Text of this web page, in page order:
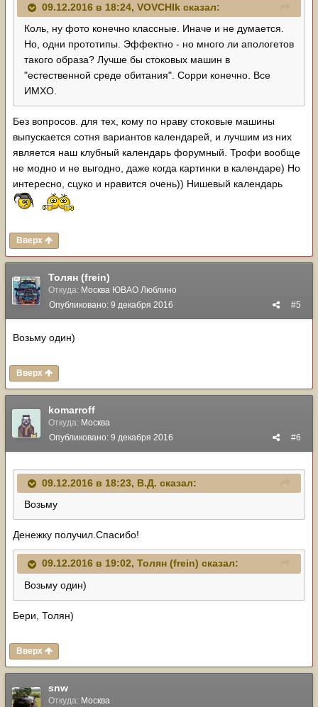
09.12.2016 в 18:24, VOVCHIk сказал:
Коль, ну фото конечно классные. Иначе и не думается.
Но, одни прототипы. Эффектно - но много ли апологетов
такого образа? Лучше бы стоковых машин в
"естественной среде обитания". Сорри конечно. Все
ИМХО.
Без вопросов. для тех, кому по нраву стоковые машины
выпускается сотня вариантов календарей, и лучшим из них
является наш клубный календарь форумный. Трофи вообще
не модно и не выгодно, даже когда картинки в календаре) Но
интересно, сцуко и нравится очень)) Нишевый календарь
Вверх
Толян (frein)
Откуда: Москва ЮВАО Люблино
#5
Опубликовано: 9 декабря 2016
Возьму один)
Вверх
komarroff
Откуда: Москва
#6
Опубликовано: 9 декабря 2016
09.12.2016 в 18:23, В.Д. сказал:
Возьму
Денежку получил.Спасибо!
09.12.2016 в 19:02, Толян (frein) сказал:
Возьму один)
Бери, Толян)
Вверх
snw
Откуда: Москва